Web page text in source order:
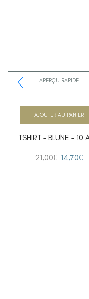
APERÇU RAPIDE
TSHIRT – BLUNE – 10
21,00€ 14,70€
AJOUTER AU PANIER